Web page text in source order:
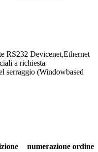
RS232 Devicenet,Ethernet
a richiesta
serraggio (Windowbased
numerazione ordine